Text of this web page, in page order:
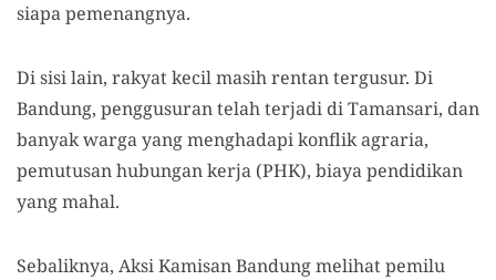
siapa pemenangnya.
Di sisi lain, rakyat kecil masih rentan tergusur. Di
Bandung, penggusuran telah terjadi di Tamansari, dan
banyak warga yang menghadapi konflik agraria,
pemutusan hubungan kerja (PHK), biaya pendidikan
yang mahal.
Sebaliknya, Aksi Kamisan Bandung melihat pemilu